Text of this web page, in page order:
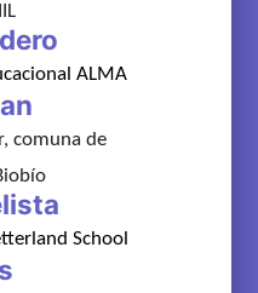
ALMA
comuna de
School